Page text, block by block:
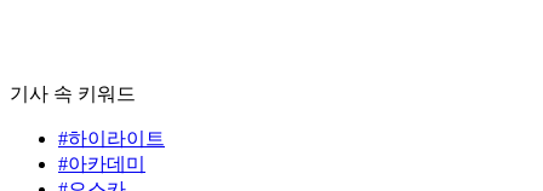
기사 속 키워드
#하이라이트
#아카데미